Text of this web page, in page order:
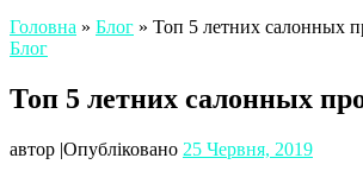
Головна » Блог » Топ 5 летних салонных
Блог
Топ 5 летних салонных
автор |Опубліковано 25 Червня, 2019